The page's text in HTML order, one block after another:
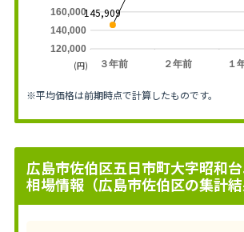
３年前 ２年前 １
120,000
140,000
160,000145,909
(円)
※平均価格は前期時点で計算したものです。
広島市佐伯区五日市町大字昭和
相場情報（広島市佐伯区の集計結